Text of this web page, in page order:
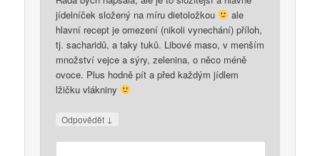
jídelníček složený na míru dietoložkou
ale
hlavní recept je omezení (nikoli vynechání) příloh,
tj. sacharidů, a taky tuků. Libové maso, v menším
množství vejce a sýry, zelenina, o něco méně
ovoce. Plus hodně pít a před každým jídlem
lžičku vlákniny
Odpovědět ↓